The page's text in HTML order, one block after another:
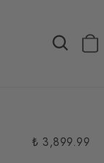
₺ 3,899.99